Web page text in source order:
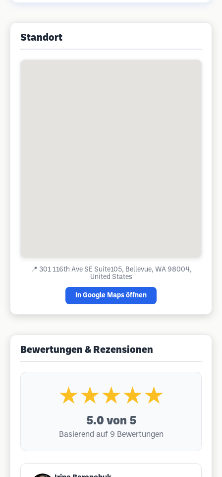
Standort
📍 301 116th Ave SE Suite105, Bellevue, WA 98004,
United States
In Google Maps öffnen
Bewertungen & Rezensionen
★★★★★
5.0 von 5
Basierend auf 9 Bewertungen